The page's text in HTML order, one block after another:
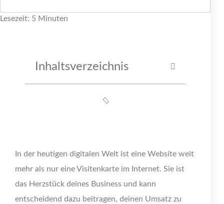
Lesezeit: 5 Minuten
Inhaltsverzeichnis
In der heutigen digitalen Welt ist eine Website weit
mehr als nur eine Visitenkarte im Internet. Sie ist
das Herzstück deines Business und kann
entscheidend dazu beitragen, deinen Umsatz zu